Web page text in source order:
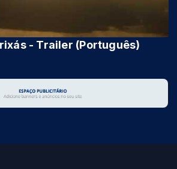
- Trailer (Português)